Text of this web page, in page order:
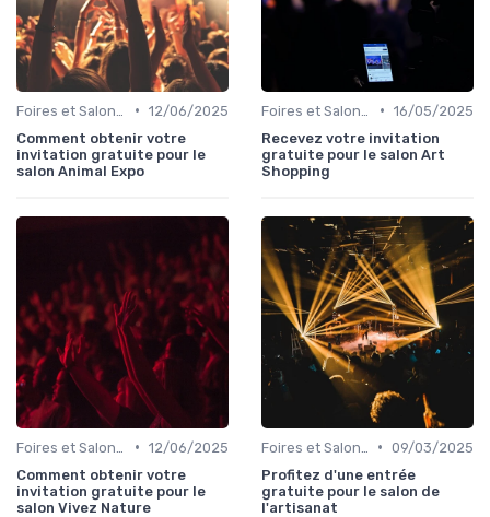
• 12/06/2025
Comment obtenir votre
invitation gratuite pour le
salon Animal Expo
• 16/05/2025
Recevez votre invitation
gratuite pour le salon Art
Shopping
• 12/06/2025
Comment obtenir votre
invitation gratuite pour le
salon Vivez Nature
• 09/03/2025
Profitez d'une entrée
gratuite pour le salon de
l'artisanat